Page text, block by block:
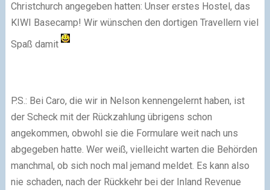
Christchurch angegeben hatten: Unser erstes Hostel, das
KIWI Basecamp! Wir wünschen den dortigen Travellern viel
Spaß damit
P.S.: Bei Caro, die wir in Nelson kennengelernt haben, ist
der Scheck mit der Rückzahlung übrigens schon
angekommen, obwohl sie die Formulare weit nach uns
abgegeben hatte. Wer weiß, vielleicht warten die Behörden
manchmal, ob sich noch mal jemand meldet. Es kann also
nie schaden, nach der Rückkehr bei der Inland Revenue